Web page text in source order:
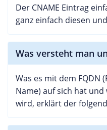
Der CNAME Eintrag
ganz einfach diesen
Was versteht man
Was es mit dem FQDN
Name) auf sich hat
wird, erklärt der